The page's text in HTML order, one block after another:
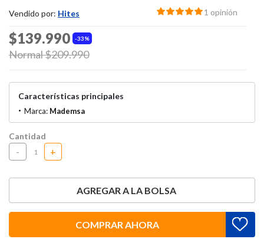
Vendido por: Hites 1 opinión
33%
$139.990
Price reduced from
Normal $209.990to
Características principales
Marca: Mademsa
Cantidad
- +
AGREGAR A LA BOLSA
COMPRAR AHORA